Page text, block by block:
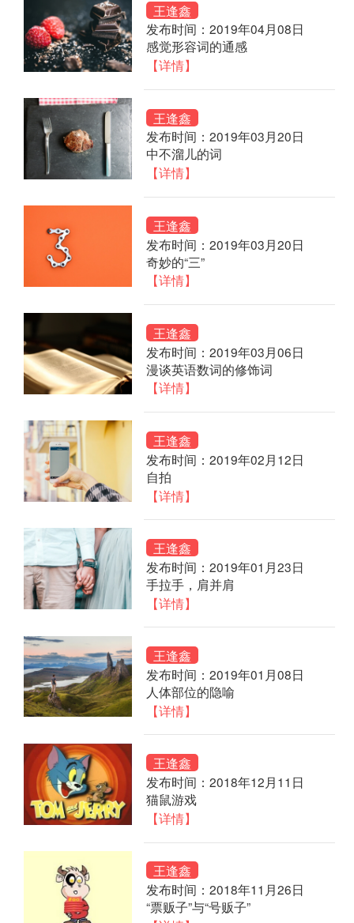
王逢鑫
发布时间：2019年04月08日
感觉形容词的通感
【详情】
王逢鑫
发布时间：2019年03月20日
中不溜儿的词
【详情】
王逢鑫
发布时间：2019年03月20日
奇妙的“三”
【详情】
王逢鑫
发布时间：2019年03月06日
漫谈英语数词的修饰词
【详情】
王逢鑫
发布时间：2019年02月12日
自拍
【详情】
王逢鑫
发布时间：2019年01月23日
手拉手，肩并肩
【详情】
王逢鑫
发布时间：2019年01月08日
人体部位的隐喻
【详情】
王逢鑫
发布时间：2018年12月11日
猫鼠游戏
【详情】
王逢鑫
发布时间：2018年11月26日
“票贩子”与“号贩子”